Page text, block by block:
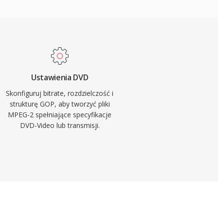
Ustawienia DVD
Skonfiguruj bitrate, rozdzielczość i
strukturę GOP, aby tworzyć pliki
MPEG-2 spełniające specyfikacje
DVD-Video lub transmisji.